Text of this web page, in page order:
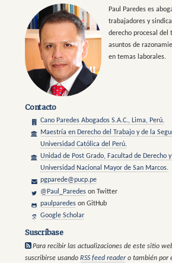
Paul Paredes es
trabajadores y
derecho procesal del
asuntos de
en temas laborales.
Contacto
Cano Paredes Abogados S.A.C., Lima, Perú.
Maestría en Derecho del Trabajo y de la
Universidad Católica del Perú.
Unidad de Post Grado, Facultad de Derecho
Universidad Nacional Mayor de San Marcos.
pgparede@pucp.pe
@Paul_Paredes on Twitter
paulparedes on GitHub
Google Scholar
Suscríbase
Para recibir las actualizaciones de este sitio
suscribirse usando RSS feed readero también por